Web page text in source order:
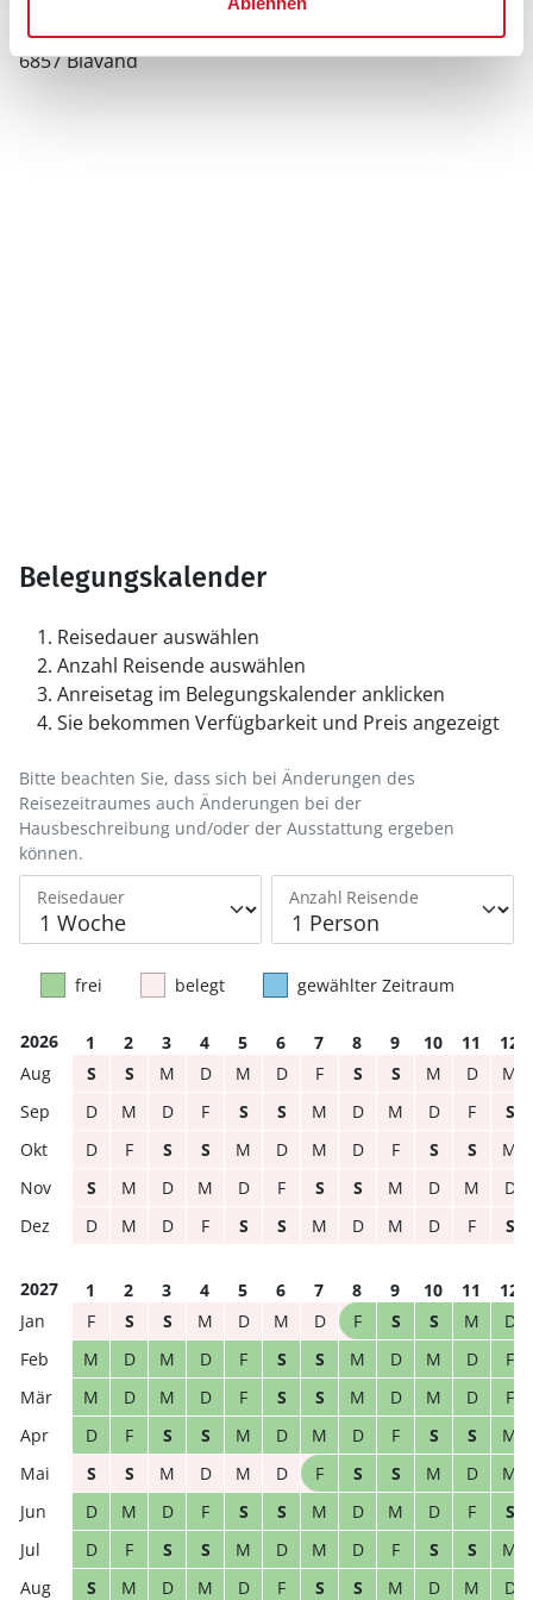
Blåvand
6857 Blåvand
Belegungskalender
Reisedauer auswählen
Anzahl Reisende auswählen
Anreisetag im Belegungskalender anklicken
Sie bekommen Verfügbarkeit und Preis angezeigt
Reisedauer Anzahl Reisende
Bitte beachten Sie, dass sich bei Änderungen des
Reisezeitraumes auch Änderungen bei der
Hausbeschreibung und/oder der Ausstattung ergeben
können.
frei belegt gewählter Zeitraum
2026 1 2 3 4 5 6 7 8 9 10 11
12
S
S M D M D F S S M D
M
D
M D F S S M D M D F
S
D
F S S M D M D F S S
M
S
M D M D F S S M D M
D
D
M D F S S M D M D F S
2027 1 2 3 4 5 6 7 8 9 10 11
12
F
S S M D M D F S S M
D
M
D M D F S S M D M D
F
M
D M D F S S M D M D
F
D
F S S M D M D F S S
M
S
S M D M D F S S M D
M
D
M D F S S M D M D F
S
D
F S S M D M D F S S
M
S
M D M D F S S M D M D